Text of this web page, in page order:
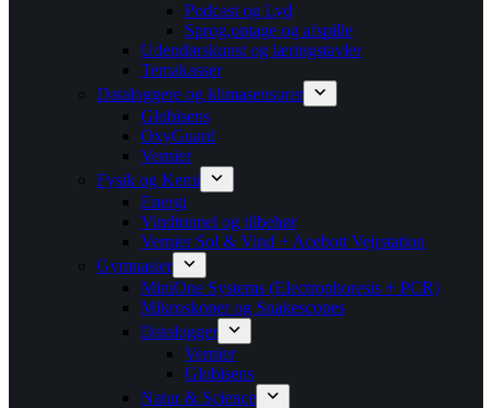
Podcast og Lyd
Sprog,optage og afspille
Udendørskunst og læringstavler
Temakasser
Dataloggere og klimasensorer
Globisens
OxyGuard
Vernier
Fysik og Kemi
Energi
Vindtunnel og tilbehør
Vernier Sol & Vind + Acebott Vejrstation
Gymnasier
MiniOne Systems (Electrophoresis + PCR)
Mikroskoper og Snakescopes
Datalogger
Vernier
Globisens
Natur & Science